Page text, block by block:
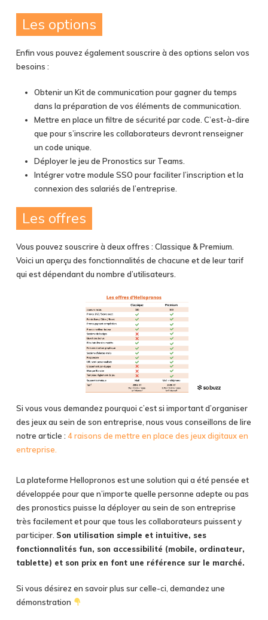
Les options
Enfin vous pouvez également souscrire à des options selon vos
besoins :
Obtenir un Kit de communication pour gagner du temps
dans la préparation de vos éléments de communication.
Mettre en place un filtre de sécurité par code. C’est-à-dire
que pour s’inscrire les collaborateurs devront renseigner
un code unique.
Déployer le jeu de Pronostics sur Teams.
Intégrer votre module SSO pour faciliter l’inscription et la
connexion des salariés de l’entreprise.
Les offres
Vous pouvez souscrire à deux offres : Classique & Premium.
Voici un aperçu des fonctionnalités de chacune et de leur tarif
qui est dépendant du nombre d’utilisateurs.
Si vous vous demandez pourquoi c’est si important d’organiser
des jeux au sein de son entreprise, nous vous conseillons de lire
notre article : 4 raisons de mettre en place des jeux digitaux en
entreprise.
La plateforme Hellopronos est une solution qui a été pensée et
développée pour que n’importe quelle personne adepte ou pas
des pronostics puisse la déployer au sein de son entreprise
très facilement et pour que tous les collaborateurs puissent y
participer. Son utilisation simple et intuitive, ses
fonctionnalités fun, son accessibilité (mobile, ordinateur,
tablette) et son prix en font une référence sur le marché.
Si vous désirez en savoir plus sur celle-ci, demandez une
démonstration